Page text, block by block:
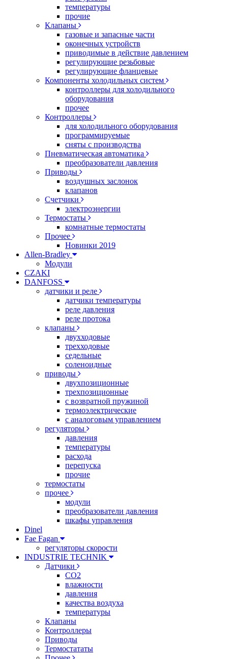
температуры
прочие
Клапаны
газовые и запасные части
оконечных устройств
приводимые в действие давлением
регулирующие резьбовые
регулирующие фланцевые
Компоненты холодильных систем
контроллеры для холодильного
оборудования
прочее
Контроллеры
для холодильного оборудования
программируемые
сняты с производства
Пневматическая автоматика
преобразователи давления
Приводы
воздушных заслонок
клапанов
Счетчики
электроэнергии
Термостаты
комнатные термостаты
Прочее
Новинки 2019
Allen-Bradley
Модули
CZAKI
DANFOSS
датчики и реле
датчики температуры
реле давления
реле протока
клапаны
двухходовые
трехходовые
седельные
соленоидные
приводы
двухпозиционные
трехпозиционные
с возвратной пружиной
термоэлектрические
с аналоговым управлением
регуляторы
давления
температуры
расхода
перепуска
прочие
термостаты
прочее
модули
преобразователи давления
шкафы управления
Dinel
Fae Fagan
регуляторы скорости
INDUSTRIE TECHNIK
Датчики
CO2
влажности
давления
качества воздуха
температуры
Клапаны
Контроллеры
Приводы
Термостататы